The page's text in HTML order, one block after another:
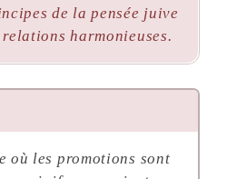
de la pensée juive
harmonieuses.
où les promotions sont